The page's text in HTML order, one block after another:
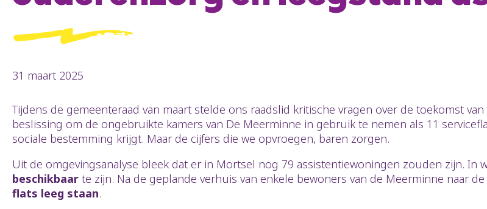
31 maart 2025
Tijdens de gemeenteraad van maart stelde ons raadslid kritische vragen over de toekomst
beslissing om de ongebruikte kamers van De Meerminne in gebruik te nemen als 11
sociale bestemming krijgt. Maar de cijfers die we opvroegen, baren zorgen.
Uit de omgevingsanalyse bleek dat er in Mortsel nog 79 assistentiewoningen zouden zijn. In
beschikbaar te zijn. Na de geplande verhuis van enkele bewoners van de Meerminne naar
flats leeg staan.